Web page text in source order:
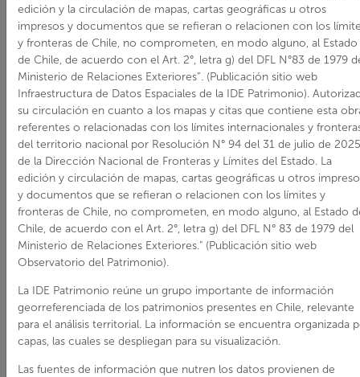
Región:Tarapacá
Provincia:Tamarugal
Comuna:Huara
Número de decreto:
5705
Fecha de decreto:
03/08/1953
Web:
https://
edición y la circulación de mapas, cartas geográficas u otros
impresos y documentos que se refieran o relacionen con los
y fronteras de Chile, no comprometen, en modo alguno, al Estado
de Chile, de acuerdo con el Art. 2°, letra g) del DFL N°83 de 1979
Ministerio de Relaciones Exteriores”. (Publicación sitio web
Infraestructura de Datos Espaciales de la IDE Patrimonio).
su circulación en cuanto a los mapas y citas que contiene esta
referentes o relacionadas con los límites internacionales y
del territorio nacional por Resolución N° 94 del 31 de julio de 2025
de la Dirección Nacional de Fronteras y Límites del Estado. La
edición y circulación de mapas, cartas geográficas u otros
y documentos que se refieran o relacionen con los límites y
fronteras de Chile, no comprometen, en modo alguno, al Estado
Chile, de acuerdo con el Art. 2°, letra g) del DFL N° 83 de 1979 del
Ministerio de Relaciones Exteriores." (Publicación sitio web
Observatorio del Patrimonio).
La IDE Patrimonio reúne un grupo importante de información
georreferenciada de los patrimonios presentes en Chile, relevante
para el análisis territorial. La información se encuentra organizada
capas, las cuales se despliegan para su visualización.
Las fuentes de información que nutren los datos provienen de